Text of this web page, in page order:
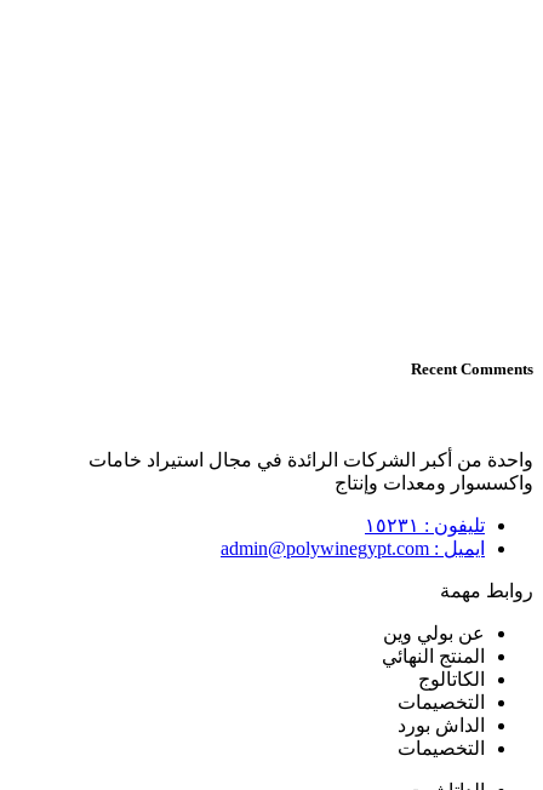
Recent Comments
واحدة من أكبر الشركات الرائدة في مجال استيراد خامات
واكسسوار ومعدات وإنتاج
تليفون : ۱٥۲۳۱
ايميل : admin@polywinegypt.com
روابط مهمة
عن بولي وين
المنتج النهائي
الكاتالوج
التخصيمات
الداش بورد
التخصيمات